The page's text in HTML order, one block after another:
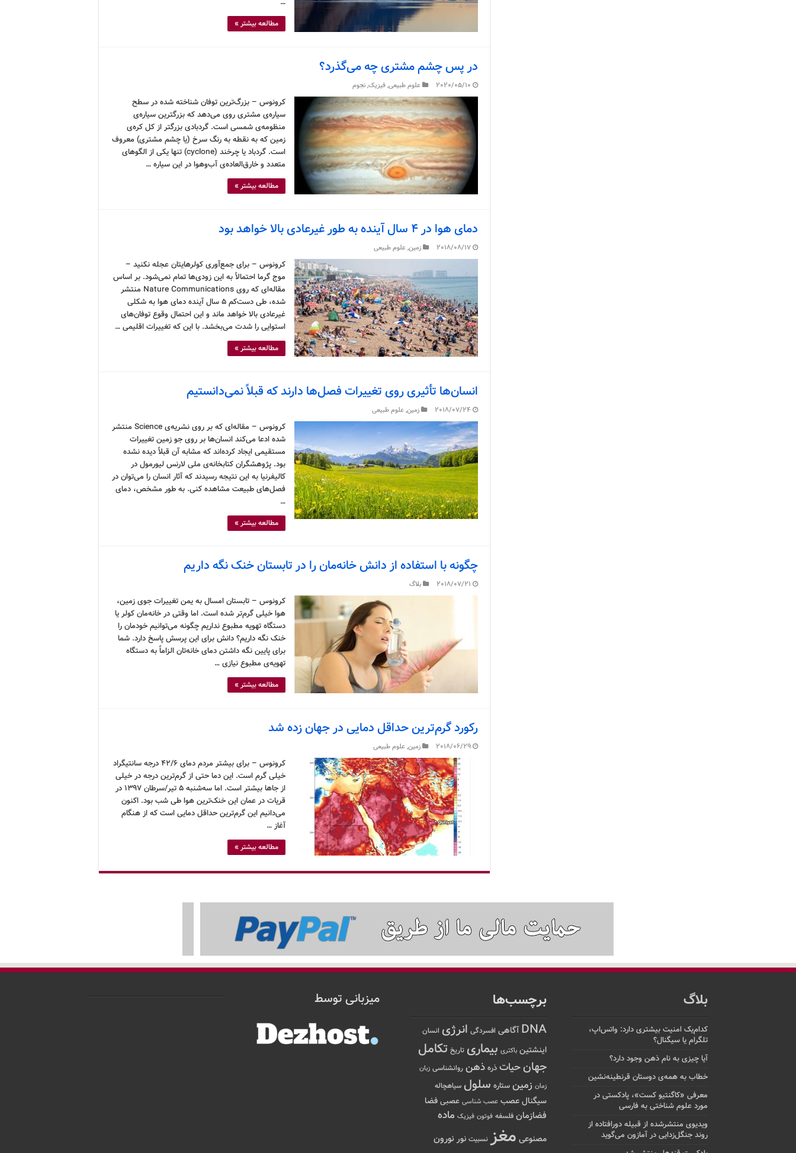
…
مطالعه بیشتر »
در پس چشم مشتری چه می‌گذرد؟
2020/05/10 علوم طبیعی,فیزیک,نجوم
کرونوس – بزرگ‌ترین توفان شناخته شده در سطح
سیاره‌ی مشتری روی می‌دهد که بزرگترین سیاره‌ی
منظومه‌ی شمسی است. گردبادی بزرگتر از کل کره‌ی
زمین که به نقطه به رنگ سرخ (یا چشم مشتری) معروف
است. گردباد یا چرخند (cyclone) تنها یکی از الگوهای
متعدد و خارق‌العاده‌ی آب‌وهوا در این سیاره …
مطالعه بیشتر »
دمای هوا در ۴ سال آینده به طور غیرعادی بالا خواهد بود
2018/08/17 زمین,علوم طبیعی
کرونوس – برای جمع‌آوری کولرهایتان عجله نکنید –
موج گرما احتمالاً به این زودی‌ها تمام نمی‌شود. بر اساس
مقاله‌ای که روی Nature Communications منتشر
شده، طی دست‌کم ۵ سال آینده دمای هوا به شکلی
غیرعادی بالا خواهد ماند و این احتمال وقوع توفان‌های
استوایی را شدت می‌بخشد. با این که تغییرات اقلیمی …
مطالعه بیشتر »
انسان‌ها تأثیری روی تغییرات فصل‌ها دارند که قبلاً نمی‌دانستیم
2018/07/24 زمین,علوم طبیعی
کرونوس – مقاله‌ای که بر روی نشریه‌ی Science منتشر
شده ادعا می‌کند انسان‌ها بر روی جو زمین تغییرات
مستقیمی ایجاد کرده‌اند که مشابه آن قبلاً دیده نشده
بود. پژوهشگران کتابخانه‌ی ملی لارنس لیورمول در
کالیفرنیا به این نتیجه رسیدند که آثار انسان را می‌توان در
فصل‌های طبیعت مشاهده کنی. به طور مشخص، دمای
…
مطالعه بیشتر »
چگونه با استفاده از دانش خانه‌مان را در تابستان خنک نگه داریم
2018/07/21 بلاگ
کرونوس – تابستان امسال به یمن تغییرات جوی زمین،
هوا خیلی گرم‌تر شده است. اما وقتی در خانه‌مان کولر یا
دستگاه تهویه مطبوع نداریم چگونه می‌توانیم خودمان را
خنک نگه داریم؟ دانش برای این پرسش پاسخ دارد. شما
برای پایین نگه داشتن دمای خانه‌تان الزاماً به دستگاه
تهویه‌ی مطبوع نیازی …
مطالعه بیشتر »
رکورد گرم‌ترین حداقل دمایی در جهان زده شد
2018/06/29 زمین,علوم طبیعی
کرونوس – برای بیشتر مردم دمای ۴۲/۶ درجه سانتیگراد
خیلی گرم است. این دما حتی از گرم‌ترین درجه در خیلی
از جاها بیشتر است. اما سه‌شنبه ۵ تیر/سرطان ۱۳۹۷ در
قریات در عمان این خنک‌ترین هوا طی شب بود. اکنون
می‌دانیم این گرم‌ترین حداقل دمایی است که از هنگام
آغاز …
مطالعه بیشتر »
بلاگ
کدام‌یک امنیت بیشتری دارد: واتس‌اپ،
تلگرام یا سیگنال؟
آیا چیزی به نام ذهن وجود دارد؟
خطاب به همه‌ی دوستان قرنطینه‌نشین
معرفی «کاگنتیو کست»، پادکستی در
مورد علوم شناختی به فارسی
ویدیوی منتشرشده از قبیله دورافتاده‌ از
روند جنگل‌زدایی در آمازون می‌گوید
برچسب‌ها
DNA آگاهی افسردگی انرژی انسان
اینشتین باکتری بیماری تاریخ تکامل
جهانحیات ذره ذهن روانشناسی زبان
زمان زمین ستاره سلول سیاهچاله
سیگنالعصب عصب شناسی عصبی فضا
فضازمان فلسفه فوتون فیزیک ماده
مصنوعی مغز نسبیت نور نورون
میزبانی توسط